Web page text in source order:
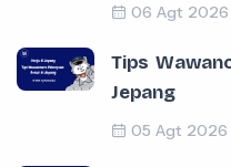
06 Agt 2026
Tips
Jepang
05 Agt 2026